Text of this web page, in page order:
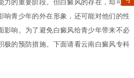
力的重要阶段。但白癜风的存在，却可能
响青少年的外在形象，还可能对他们的性
影响。为了避免白癜风给青少年带来不必
极的预防措施。下面请看云南白癜风专科